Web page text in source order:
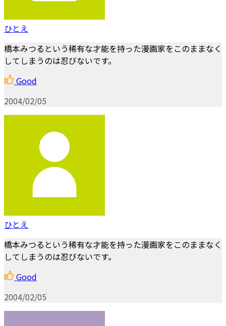
ひとえ
橋本みつるという稀有な才能を持った漫画家をこのままなく
してしまうのは忍びないです。
Good
2004/02/05
ひとえ
橋本みつるという稀有な才能を持った漫画家をこのままなく
してしまうのは忍びないです。
Good
2004/02/05